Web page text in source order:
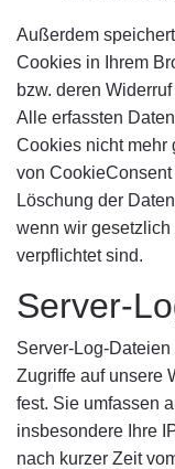
Außerdem
Cookies in Ihrem
bzw. deren
Alle erfassten
Cookies nicht mehr
von
Löschung der
wenn wir gesetzlich
verpflichtet sind.
Server-
Server-Log-
Zugriffe auf unsere
fest. Sie umfassen
insbesondere Ihre
nach kurzer Zeit